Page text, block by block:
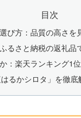
目次
び方：品質の高さを
るさと納税の返礼品
：楽天ランキング1
るかシロタ」を徹底